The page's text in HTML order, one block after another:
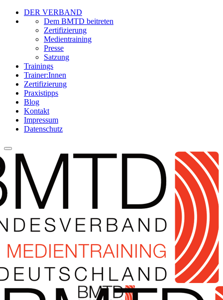
DER VERBAND
Dem BMTD beitreten
Zertifizierung
Medientraining
Presse
Satzung
Trainings
Trainer:Innen
Zertifizierung
Praxistipps
Blog
Kontakt
Impressum
Datenschutz